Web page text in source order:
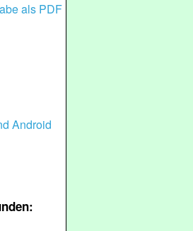
als PDF
Android